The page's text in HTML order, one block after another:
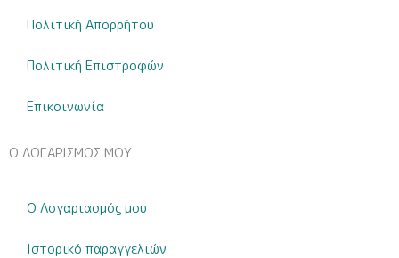
Πολιτική Απορρήτου
Πολιτική Επιστροφών
Επικοινωνία
Ο ΛΟΓΑΡΙΣΜΟΣ ΜΟΥ
Ο Λογαριασμός μου
Ιστορικό παραγγελιών